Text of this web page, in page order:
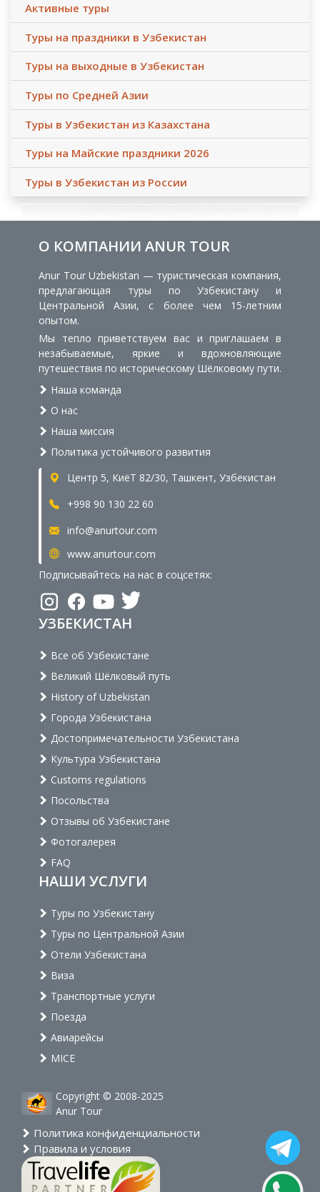
Активные туры
Туры на праздники в Узбекистан
Туры на выходные в Узбекистан
Туры по Средней Азии
Туры в Узбекистан из Казахстана
Туры на Майские праздники 2026
Туры в Узбекистан из России
О КОМПАНИИ ANUR TOUR
Anur Tour Uzbekistan — туристическая компания,
предлагающая туры по Узбекистану и
Центральной Азии, с более чем 15-летним
опытом.
Мы тепло приветствуем вас и приглашаем в
незабываемые, яркие и вдохновляющие
путешествия по историческому Шёлковому пути.
Наша команда
О нас
Наша миссия
Политика устойчивого развития
Центр 5, КиёТ 82/30, Ташкент, Узбекистан
+998 90 130 22 60
info@anurtour.com
www.anurtour.com
Подписывайтесь на нас в соцсетях:
УЗБЕКИСТАН
Все об Узбекистане
Великий Шёлковый путь
History of Uzbekistan
Города Узбекистана
Достопримечательности Узбекистана
Культура Узбекистана
Customs regulations
Посольства
Отзывы об Узбекистане
Фотогалерея
FAQ
НАШИ УСЛУГИ
Туры по Узбекистану
Туры по Центральной Азии
Отели Узбекистана
Виза
Транспортные услуги
Поезда
Авиарейсы
MICE
Copyright © 2008-2025
Anur Tour
Политика конфиденциальности
Правила и условия